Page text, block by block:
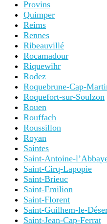
Provins
Quimper
Reims
Rennes
Ribeauvillé
Rocamadour
Riquewihr
Rodez
Roquebrune-Cap-
Roquefort-sur-Soulzon
Rouen
Rouffach
Roussillon
Royan
Saintes
Saint-Antoine-
Saint-Cirq-Lapopie
Saint-Brieuc
Saint-Emilion
Saint-Florent
Saint-Guilhem-le-
Saint-Jean-Cap-Ferrat